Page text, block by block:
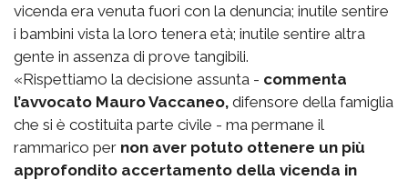
vicenda era venuta fuori con la denuncia; inutile sentire
i bambini vista la loro tenera età; inutile sentire altra
gente in assenza di prove tangibili.
«Rispettiamo la decisione assunta - commenta
l’avvocato Mauro Vaccaneo, difensore della famiglia
che si è costituita parte civile - ma permane il
rammarico per non aver potuto ottenere un più
approfondito accertamento della vicenda in